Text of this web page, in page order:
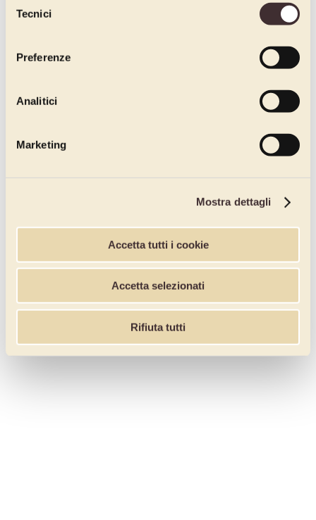
delTecnici
Preferenze
Analitici
Marketing
Mostra dettagli
Accetta tutti i cookie
Accetta selezionati
Rifiuta tutti